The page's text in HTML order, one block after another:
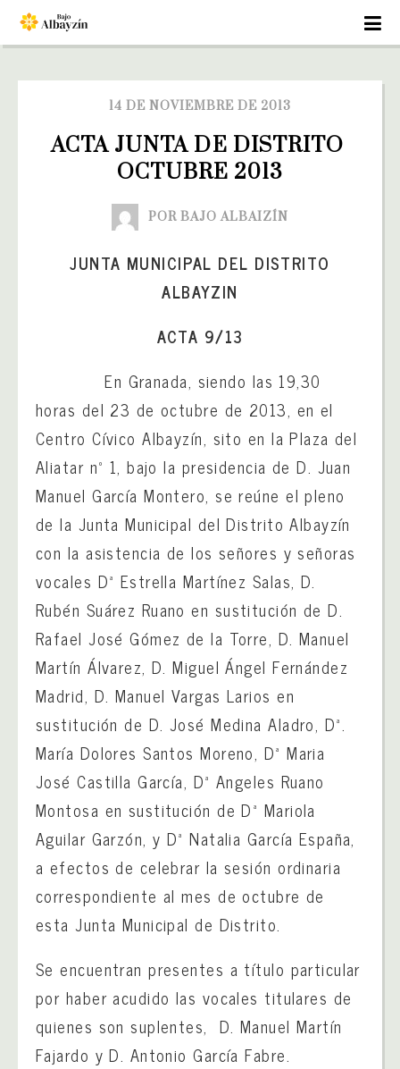
14 DE NOVIEMBRE DE 2013
ACTA JUNTA DE DISTRITO
OCTUBRE 2013
POR BAJO ALBAIZÍN
JUNTA MUNICIPAL DEL DISTRITO
ALBAYZIN
ACTA 9/13
En Granada, siendo las 19,30
horas del 23 de octubre de 2013, en el
Centro Cívico Albayzín, sito en la Plaza del
Aliatar nº 1, bajo la presidencia de D. Juan
Manuel García Montero, se reúne el pleno
de la Junta Municipal del Distrito Albayzín
con la asistencia de los señores y señoras
vocales Dª Estrella Martínez Salas, D.
Rubén Suárez Ruano en sustitución de D.
Rafael José Gómez de la Torre, D. Manuel
Martín Álvarez, D. Miguel Ángel Fernández
Madrid, D. Manuel Vargas Larios en
sustitución de D. José Medina Aladro, Dª.
María Dolores Santos Moreno, Dª Maria
José Castilla García, Dª Angeles Ruano
Montosa en sustitución de Dª Mariola
Aguilar Garzón, y Dª Natalia García España,
a efectos de celebrar la sesión ordinaria
correspondiente al mes de octubre de
esta Junta Municipal de Distrito.
Se encuentran presentes a título particular
por haber acudido las vocales titulares de
quienes son suplentes, D. Manuel Martín
Fajardo y D. Antonio García Fabre.